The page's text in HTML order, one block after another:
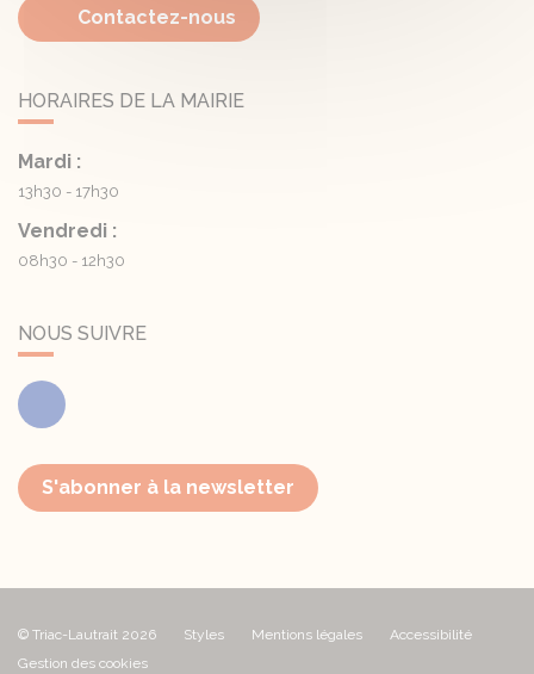
Contactez-nous
HORAIRES DE LA MAIRIE
Mardi :
13h30 - 17h30
Vendredi :
08h30 - 12h30
NOUS SUIVRE
Facebook
S'abonner à la newsletter
© Triac-Lautrait 2026 Styles Mentions légales
Accessibilité
Gestion des cookies